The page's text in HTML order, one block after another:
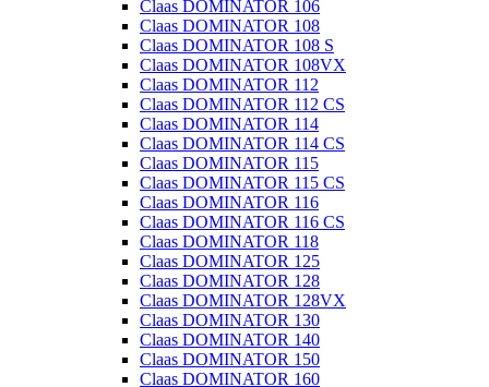
Claas DOMINATOR 106
Claas DOMINATOR 108
Claas DOMINATOR 108 S
Claas DOMINATOR 108VX
Claas DOMINATOR 112
Claas DOMINATOR 112 CS
Claas DOMINATOR 114
Claas DOMINATOR 114 CS
Claas DOMINATOR 115
Claas DOMINATOR 115 CS
Claas DOMINATOR 116
Claas DOMINATOR 116 CS
Claas DOMINATOR 118
Claas DOMINATOR 125
Claas DOMINATOR 128
Claas DOMINATOR 128VX
Claas DOMINATOR 130
Claas DOMINATOR 140
Claas DOMINATOR 150
Claas DOMINATOR 160